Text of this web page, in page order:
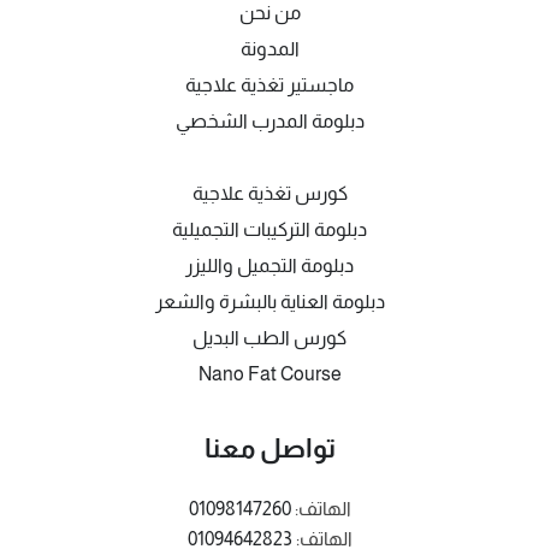
من نحن
المدونة
ماجستير تغذية علاجية
دبلومة المدرب الشخصي
كورس تغذية علاجية
دبلومة التركيبات التجميلية
دبلومة التجميل والليزر
دبلومة العناية بالبشرة والشعر
كورس الطب البديل
Nano Fat Course
تواصل معنا
الهاتف:01098147260
الهاتف: 01094642823